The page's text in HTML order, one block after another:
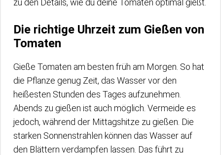
zu den Details, wie du deine Tomaten optimal gießt.
Die richtige Uhrzeit zum Gießen von
Tomaten
Gieße Tomaten am besten früh am Morgen. So hat
die Pflanze genug Zeit, das Wasser vor den
heißesten Stunden des Tages aufzunehmen.
Abends zu gießen ist auch möglich. Vermeide es
jedoch, während der Mittagshitze zu gießen. Die
starken Sonnenstrahlen können das Wasser auf
den Blättern verdampfen lassen. Das führt zu